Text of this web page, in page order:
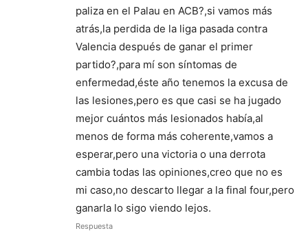
paliza en el Palau en ACB?,si vamos más
atrás,la perdida de la liga pasada contra
Valencia después de ganar el primer
partido?,para mí son síntomas de
enfermedad,éste año tenemos la excusa de
las lesiones,pero es que casi se ha jugado
mejor cuántos más lesionados había,al
menos de forma más coherente,vamos a
esperar,pero una victoria o una derrota
cambia todas las opiniones,creo que no es
mi caso,no descarto llegar a la final four,pero
ganarla lo sigo viendo lejos.
Respuesta